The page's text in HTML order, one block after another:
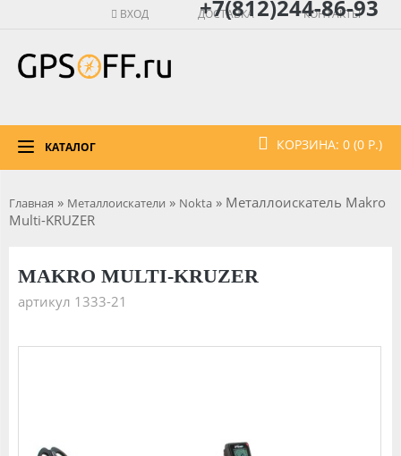
КОНТАКТЫ
ДОСТАВКА
ВХОД +7(812)244-86-93
КОРЗИНА: 0 (0 Р.)
КАТАЛОГ
Главная » Металлоискатели » Nokta » Металлоискатель Makro
Multi-KRUZER
MAKRO MULTI-KRUZER
артикул 1333-21